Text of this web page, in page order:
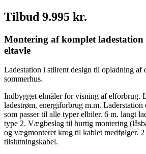
Tilbud 9.995 kr.
Montering af komplet ladestation
eltavle
Ladestation i stilrent design til opladning af
sommerhus.
Indbygget elmåler for visning af elforbrug.
ladestrøm, energiforbrug m.m.
som passer til alle typer elbiler. 6 m. langt
type 2. Vægbeslag til hurtig montering
og vægmonteret krog til kablet medfølger.
tilslutningskabel.